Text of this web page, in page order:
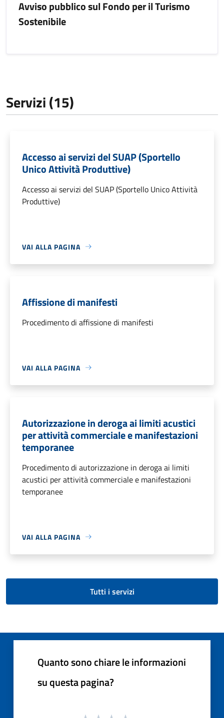
Avviso pubblico sul Fondo per il Turismo
Sostenibile
Servizi (15)
Accesso ai servizi del SUAP (Sportello
Unico Attività Produttive)
Accesso ai servizi del SUAP (Sportello Unico Attività
Produttive)
VAI ALLA PAGINA
Affissione di manifesti
Procedimento di affissione di manifesti
VAI ALLA PAGINA
Autorizzazione in deroga ai limiti acustici
per attività commerciale e manifestazioni
temporanee
Procedimento di autorizzazione in deroga ai limiti
acustici per attività commerciale e manifestazioni
temporanee
VAI ALLA PAGINA
Tutti i servizi
Quanto sono chiare le informazioni
su questa pagina?